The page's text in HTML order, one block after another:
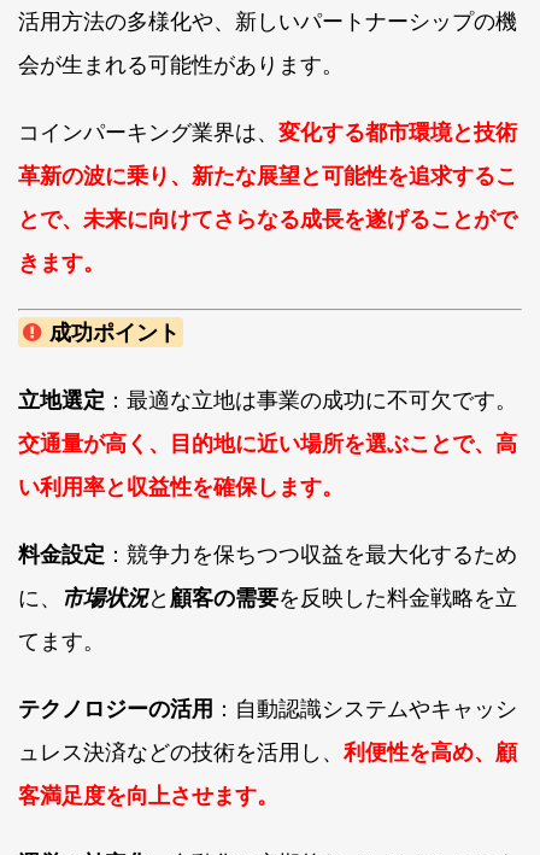
活用方法の多様化や、新しいパートナーシップの機
会が生まれる可能性があります。
コインパーキング業界は、 変化する都市環境と技術
革新の波に乗り、新たな展望と可能性を追求するこ
とで、未来に向けてさらなる成長を遂げることがで
きます。
成功ポイント
立地選定 ：最適な立地は事業の成功に不可欠です。
交通量が高く、目的地に近い場所を選ぶことで、高
い利用率と収益性を確保します。
料金設定 ：競争力を保ちつつ収益を最大化するため
に、
市場状況と 顧客の需要を反映した料金戦略を立
てます。
テクノロジーの活用 ：自動認識システムやキャッシ
ュレス決済などの技術を活用し、利便性を高め、顧
客満足度を向上させます。